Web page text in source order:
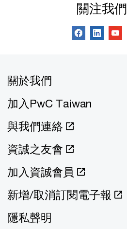
關注我們
關於我們
加入PwC Taiwan
與我們連絡
資誠之友會
加入資誠會員
新增/取消訂閱電子報
隱私聲明